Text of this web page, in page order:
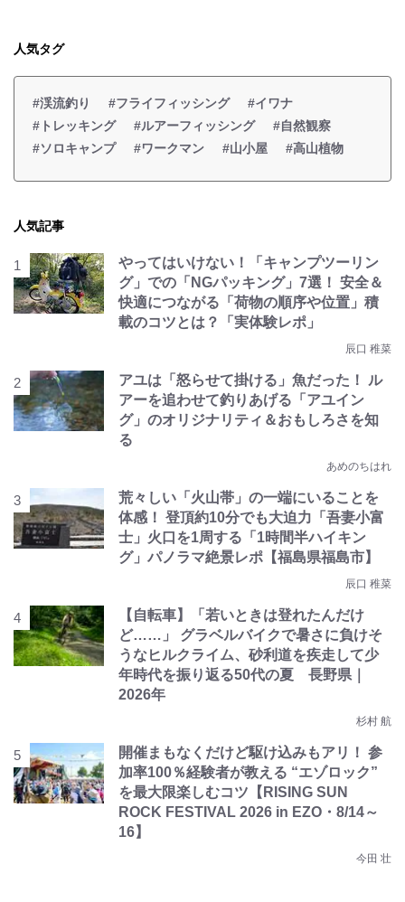
人気タグ
#渓流釣り #フライフィッシング
#イワナ
#トレッキング
#ルアーフィッシング
#自然観察
#ソロキャンプ
#ワークマン #山小屋 #高山植物
人気記事
やってはいけない！「キャンプツーリン
グ」での「NGパッキング」7選！ 安全＆
快適につながる「荷物の順序や位置」積
載のコツとは？「実体験レポ」
辰口 稚菜
アユは「怒らせて掛ける」魚だった！ ル
アーを追わせて釣りあげる「アユイン
グ」のオリジナリティ＆おもしろさを知
る
あめのちはれ
荒々しい「火山帯」の一端にいることを
体感！ 登頂約10分でも大迫力「吾妻小富
士」火口を1周する「1時間半ハイキン
グ」パノラマ絶景レポ【福島県福島市】
辰口 稚菜
【自転車】「若いときは登れたんだけ
ど……」 グラベルバイクで暑さに負けそ
うなヒルクライム、砂利道を疾走して少
年時代を振り返る50代の夏 長野県｜
2026年
杉村 航
開催まもなくだけど駆け込みもアリ！ 参
加率100％経験者が教える “エゾロック”
を最大限楽しむコツ【RISING SUN
ROCK FESTIVAL 2026 in EZO・8/14～
16】
今田 壮